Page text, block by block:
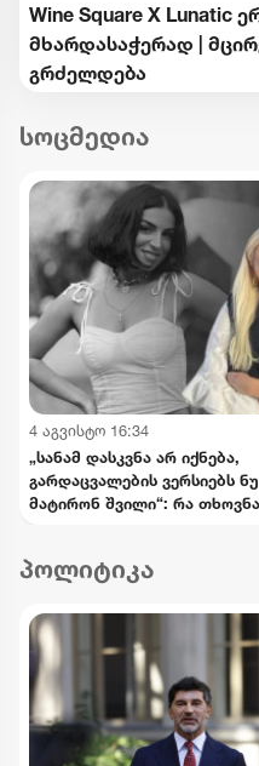
Wine Square X Lunatic
მხარდასაჭერად |
გრძელდება
სოცმედია
4 აგვისტო 16:34
„სანამ დასკვნა არ იქნება,
გარდაცვალების ვერსიებს
მატირონ შვილი“: რა
პოლიტიკა